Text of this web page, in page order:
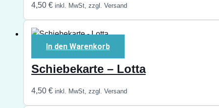
4,50 € inkl. MwSt, zzgl. Versand
In den Warenkorb
Schiebekarte – Lotta
4,50 € inkl. MwSt, zzgl. Versand